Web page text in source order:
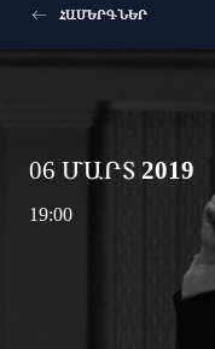
ՀԱՄԵՐԳՆԵՐ
06 ՄԱՐՏ 2019
19:00